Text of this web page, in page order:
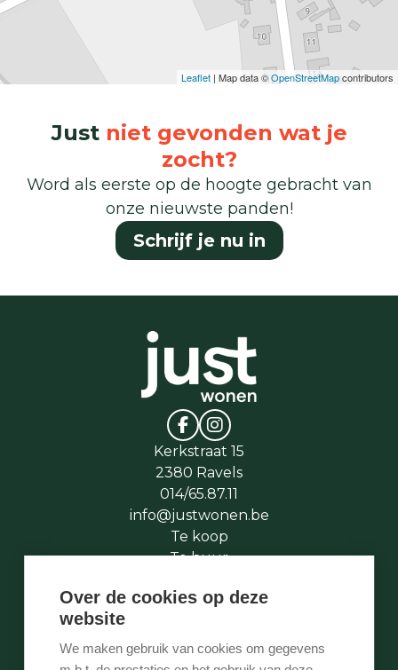
Leaflet | Map data ©OpenStreetMapcontributors
Just niet gevonden wat je
zocht?
Word als eerste op de hoogte gebracht van
onze nieuwste panden!
Schrijf je nu in
Kerkstraat 15
2380 Ravels
014/65.87.11
info@justwonen.be
Te koop
Te huur
Stukje geschiedenis
Onze services
Contact
Over de cookies op deze
website
We maken gebruik van cookies om gegevens